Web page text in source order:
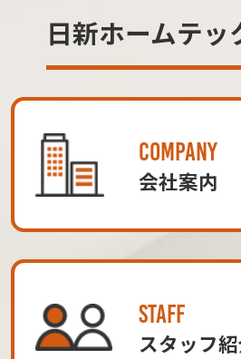
日新ホームテッ
COMPANY
会社案内
STAFF
スタッフ